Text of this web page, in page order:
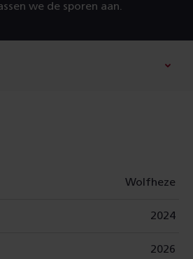
we de sporen aan.
Wolfheze
2024
2026